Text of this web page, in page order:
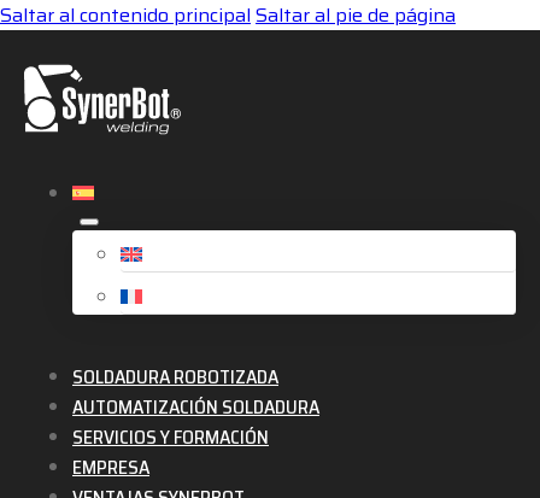
Saltar al contenido principalSaltar al pie de página
SOLDADURA ROBOTIZADA
AUTOMATIZACIÓN SOLDADURA
SERVICIOS Y FORMACIÓN
EMPRESA